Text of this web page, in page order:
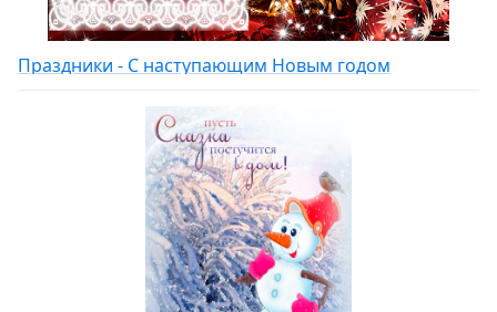
Праздники - С наступающим Новым годом